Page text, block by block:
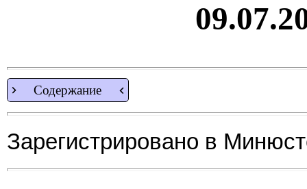
Содержание
Зарегистрировано в